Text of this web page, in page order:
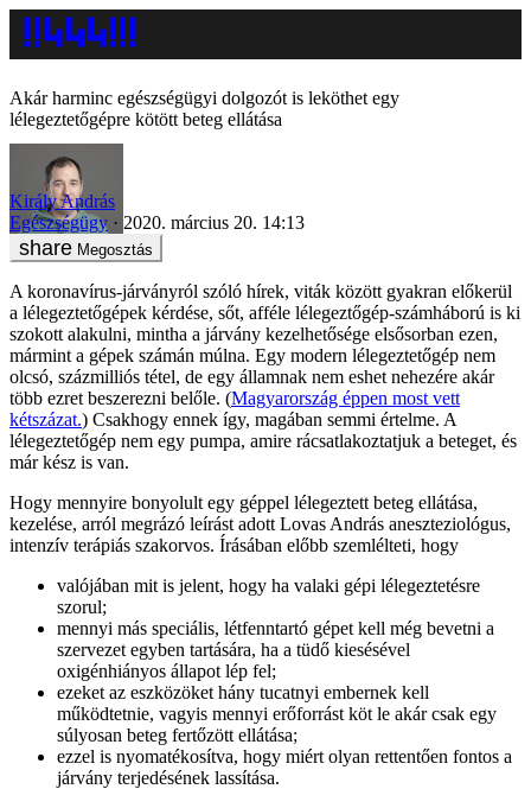
Akár harminc egészségügyi dolgozót is leköthet egy
lélegeztetőgépre kötött beteg ellátása
Király András
Egészségügy
2020. március 20. 14:13
Megosztás
A koronavírus-járványról szóló hírek, viták között gyakran előkerül
a lélegeztetőgépek kérdése, sőt, afféle lélegeztőgép-számháború is ki
szokott alakulni, mintha a járvány kezelhetősége elsősorban ezen,
mármint a gépek számán múlna. Egy modern lélegeztetőgép nem
olcsó, százmilliós tétel, de egy államnak nem eshet nehezére akár
több ezret beszerezni belőle. (Magyarország éppen most vett
kétszázat.) Csakhogy ennek így, magában semmi értelme. A
lélegeztetőgép nem egy pumpa, amire rácsatlakoztatjuk a beteget, és
már kész is van.
Hogy mennyire bonyolult egy géppel lélegeztett beteg ellátása,
kezelése, arról megrázó leírást adott Lovas András aneszteziológus,
intenzív terápiás szakorvos. Írásában előbb szemlélteti, hogy
valójában mit is jelent, hogy ha valaki gépi lélegeztetésre
szorul;
mennyi más speciális, létfenntartó gépet kell még bevetni a
szervezet egyben tartására, ha a tüdő kiesésével
oxigénhiányos állapot lép fel;
ezeket az eszközöket hány tucatnyi embernek kell
működtetnie, vagyis mennyi erőforrást köt le akár csak egy
súlyosan beteg fertőzött ellátása;
ezzel is nyomatékosítva, hogy miért olyan rettentően fontos a
járvány terjedésének lassítása.